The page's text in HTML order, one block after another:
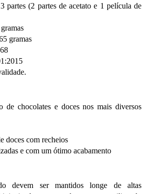
3 partes (2 partes de acetato e 1 película de
gramas
de chocolates e doces nos mais diversos
doces com recheios
e com um ótimo acabamento
devem ser mantidos longe de altas